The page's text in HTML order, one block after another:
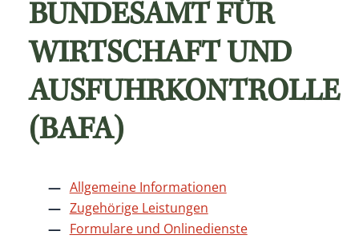
BUNDESAMT FÜR
WIRTSCHAFT UND
AUSFUHRKONTROLLE
(BAFA)
Allgemeine Informationen
Zugehörige Leistungen
Formulare und Onlinedienste